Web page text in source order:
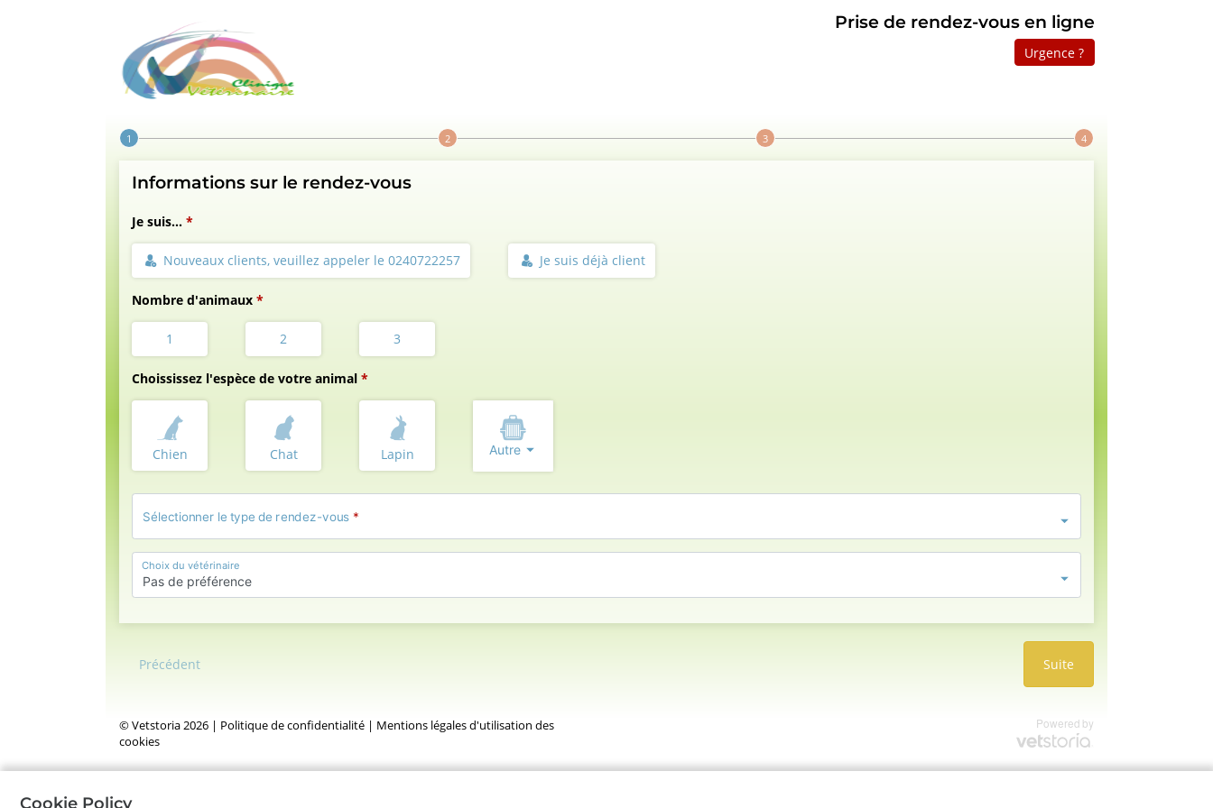
Prise de rendez-vous en ligne
Urgence ?
Step 1 of 4
Informations sur le rendez-vous
Je suis...
Nouveaux clients, veuillez appeler le 0240722257 Je suis déjà client
Nombre d'animaux
1 2 3
Choississez l'espèce de votre animal
Chien Chat Lapin Autre
Sélectionner le type de rendez-vous *
Choix du vétérinaire
Pas de préférence
Précédent Suite
©Vetstoria2026 | Politique de confidentialité | Mentions légales d'utilisation des
cookies
Cookie Policy